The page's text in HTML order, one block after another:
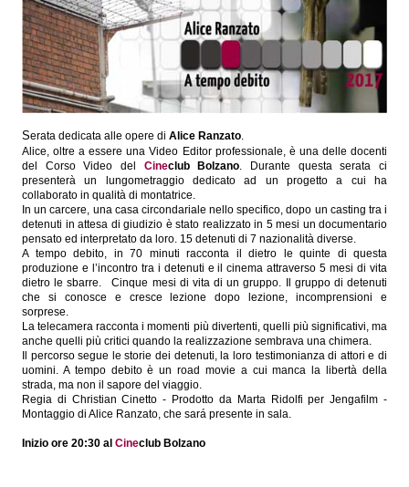
Serata dedicata alle opere di Alice Ranzato.
Alice, oltre a essere una Video Editor professionale, è una delle docenti
del Corso Video del Cineclub Bolzano. Durante questa serata ci
presenterà un lungometraggio dedicato ad un progetto a cui ha
collaborato in qualità di montatrice.
In un carcere, una casa circondariale nello specifico, dopo un casting tra i
detenuti in attesa di giudizio è stato realizzato in 5 mesi un documentario
pensato ed interpretato da loro. 15 detenuti di 7 nazionalità diverse.
A tempo debito, in 70 minuti racconta il dietro le quinte di questa
produzione e l’incontro tra i detenuti e il cinema attraverso 5 mesi di vita
dietro le sbarre. Cinque mesi di vita di un gruppo. Il gruppo di detenuti
che si conosce e cresce lezione dopo lezione, incomprensioni e
sorprese.
La telecamera racconta i momenti più divertenti, quelli più significativi, ma
anche quelli più critici quando la realizzazione sembrava una chimera.
Il percorso segue le storie dei detenuti, la loro testimonianza di attori e di
uomini. A tempo debito è un road movie a cui manca la libertà della
strada, ma non il sapore del viaggio.
Regia di Christian Cinetto - Prodotto da Marta Ridolfi per Jengafilm -
Montaggio di Alice Ranzato, che sará presente in sala.
Inizio ore 20:30 al Cineclub Bolzano